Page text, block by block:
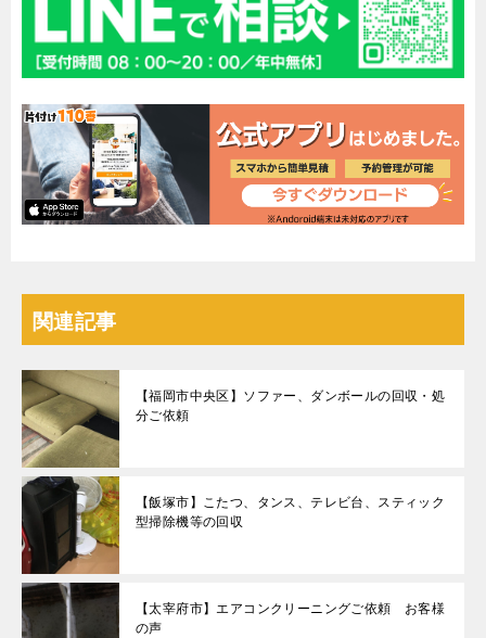
関連記事
【福岡市中央区】ソファー、ダンボールの回収・処
分ご依頼
【飯塚市】こたつ、タンス、テレビ台、スティック
型掃除機等の回収
【太宰府市】エアコンクリーニングご依頼 お客様
の声